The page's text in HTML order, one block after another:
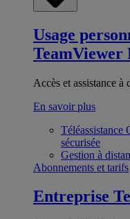
Usage
TeamViewer
Accès et assistance à
En savoir plus
Téléassistance
sécurisée
Gestion à
Abonnements et tarifs
Entreprise